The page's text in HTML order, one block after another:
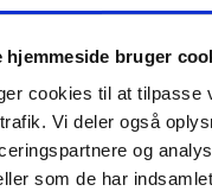
hjemmeside bruger
cookies til at tilpasse
Vi deler også
og
som de har